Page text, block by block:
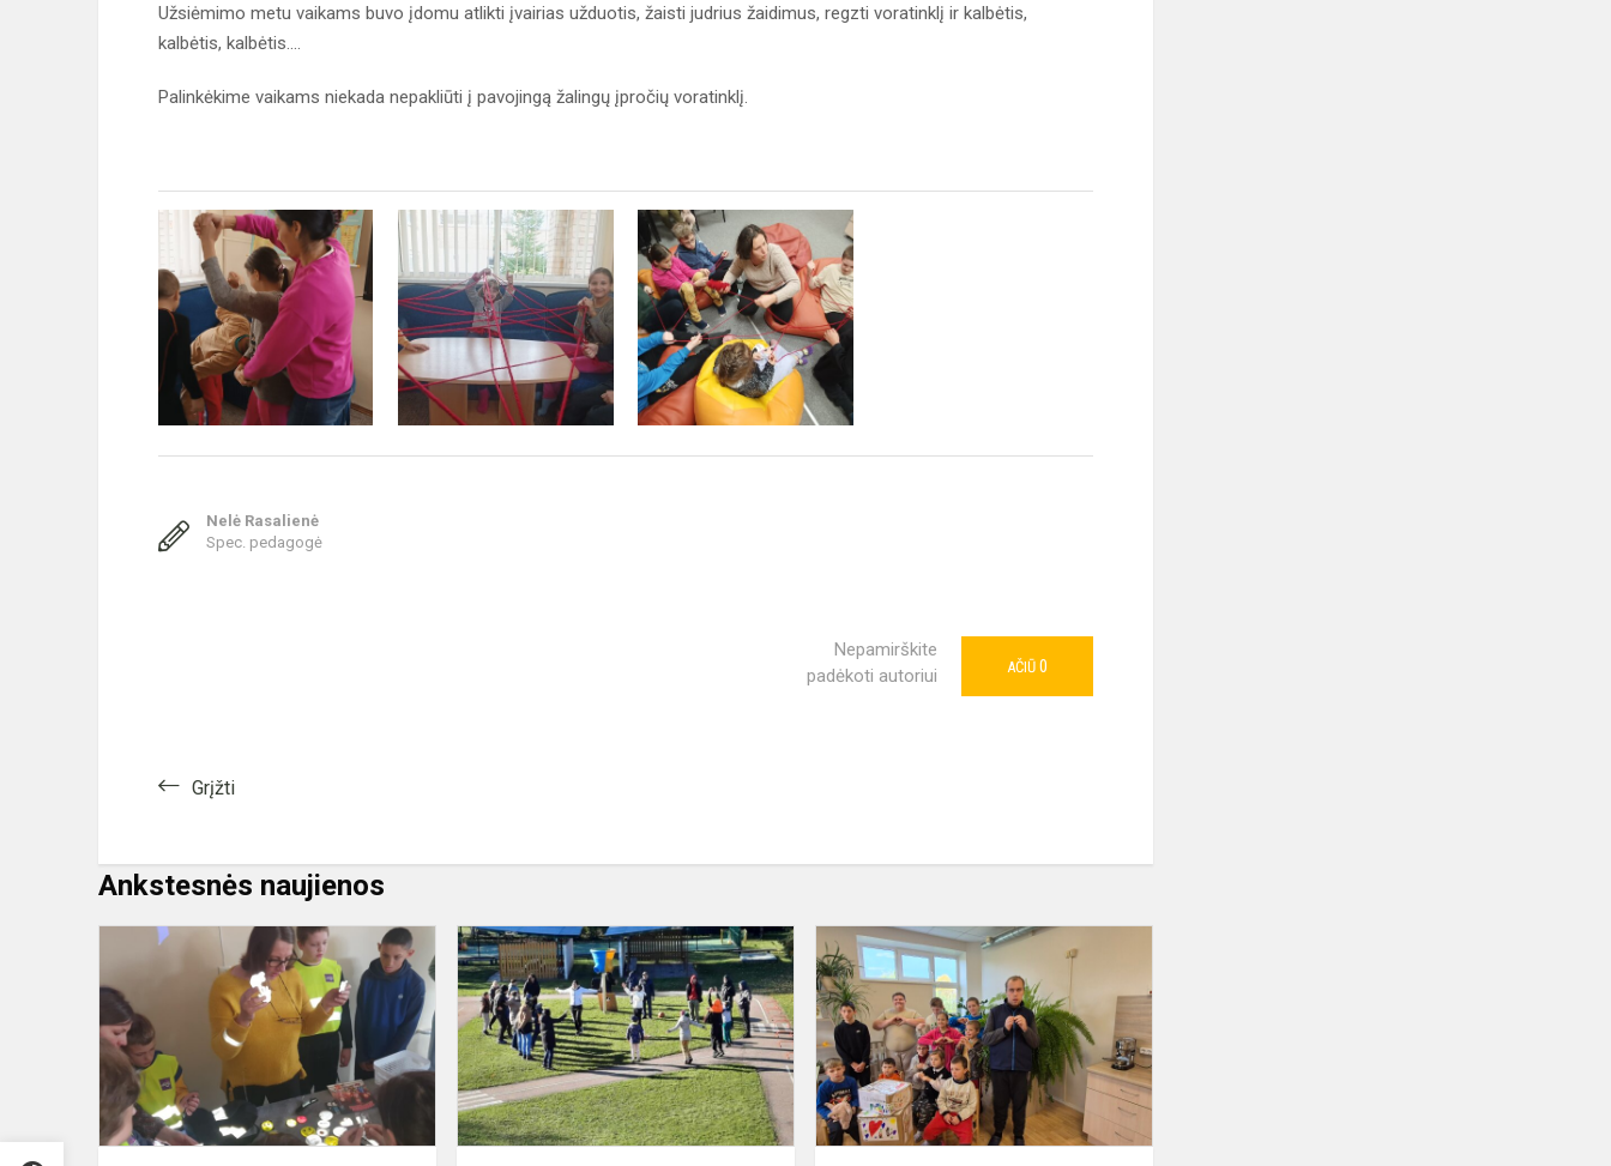
Užsiėmimo metu vaikams buvo įdomu atlikti įvairias užduotis, žaisti judrius žaidimus, regzti voratinklį ir kalbėtis,
kalbėtis, kalbėtis....
Palinkėkime vaikams niekada nepakliūti į pavojingą žalingų įpročių voratinklį.
Nelė Rasalienė
Spec. pedagogė
Nepamirškite
padėkoti autoriui
AČIŪ 0
Grįžti
Ankstesnės naujienos
Būk
matomas
kelyje!
Rudens
sporto
šventė
Pasaulinei
dienai
paminėti